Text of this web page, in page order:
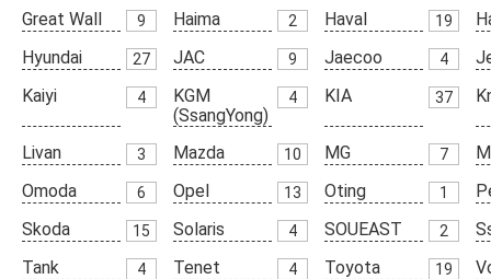
Great Wall
9 Haima 2 Haval 19
Hyundai
27 JAC 9 Jaecoo 4
Kaiyi
4
KGM
(SsangYong)
4 KIA 37
Livan 3 Mazda 10 MG 7
Omoda
6 Opel 13 Oting 1
Skoda
15 Solaris 4 SOUEAST 2
Tank
4 Tenet 4 Toyota 19